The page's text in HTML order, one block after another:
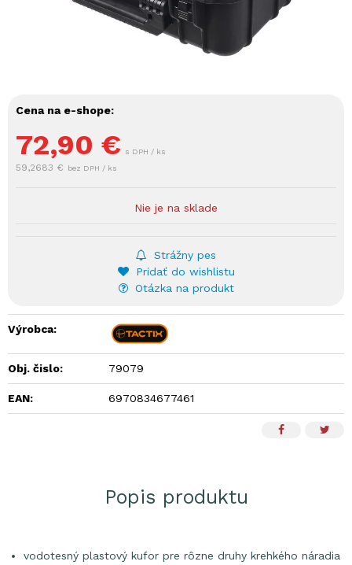
Cena na e-shope:
72,90 € s DPH / ks
59,2683 € bez DPH / ks
Nie je na sklade
Strážny pes
Pridať do wishlistu
Otázka na produkt
Výrobca:
Obj. čislo: 79079
EAN: 6970834677461
Popis produktu
vodotesný plastový kufor pre rôzne druhy krehkého náradia